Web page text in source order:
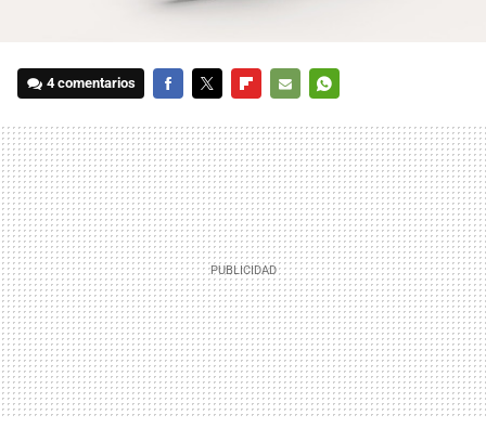
4 comentarios
MAIL